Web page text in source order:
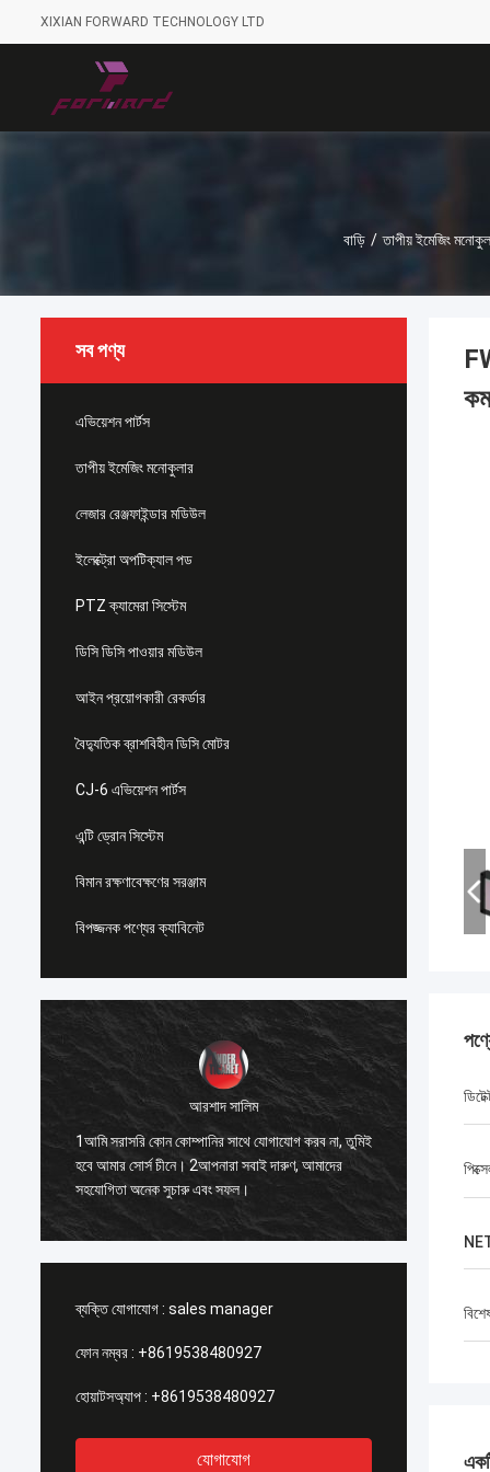
XIXIAN FORWARD TECHNOLOGY LTD
বাড়ি / তাপীয় ইমেজিং
সব পণ্য
এভিয়েশন পার্টস
তাপীয় ইমেজিং মনোকুলার
লেজার রেঞ্জফাইন্ডার মডিউল
ইলেক্ট্রো অপটিক্যাল পড
PTZ ক্যামেরা সিস্টেম
ডিসি ডিসি পাওয়ার মডিউল
আইন প্রয়োগকারী রেকর্ডার
বৈদ্যুতিক ব্রাশবিহীন ডিসি মোটর
CJ-6 এভিয়েশন পার্টস
এন্টি ড্রোন সিস্টেম
বিমান রক্ষণাবেক্ষণের সরঞ্জাম
বিপজ্জনক পণ্যের ক্যাবিনেট
আরশাদ সালিম
1আমি সরাসরি কোন কোম্পানির সাথে যোগাযোগ করব না, তুমিই
হবে আমার সোর্স চীনে। 2আপনারা সবাই দারুণ, আমাদের
সহযোগিতা অনেক সুচারু এবং সফল।
1.
যে, আমি
সম্পর্কে
ব্যক্তি যোগাযোগ : sales manager
ফোন নম্বর : +8619538480927
হোয়াটসঅ্যাপ : +8619538480927
যোগাযোগ